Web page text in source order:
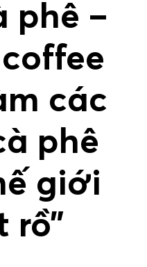
phê –
các
phê
giới
rồ”